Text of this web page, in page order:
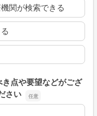
関が検索できる
点や要望などがござ
さい
点や要望などがござい